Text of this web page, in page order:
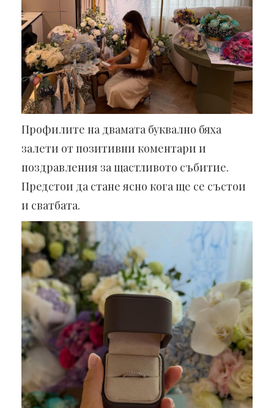
Профилите на двамата буквално бяха
залети от позитивни коментари и
поздравления за щастливото събитие.
Предстои да стане ясно кога ще се състои
и сватбата.